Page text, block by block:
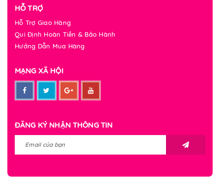
HỖ TRỢ
Hỗ Trợ Giao Hàng
Qui Định Hoàn Tiền & Bảo Hành
Hướng Dẫn Mua Hàng
MẠNG XÃ HỘI
ĐĂNG KÝ NHẬN THÔNG TIN